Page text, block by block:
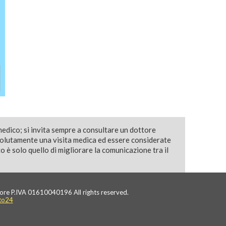
si invita sempre a consultare un dottore
una visita medica ed essere considerate
è solo quello di migliorare la comunicazione tra il
P.IVA 01610040196 All rights reserved.